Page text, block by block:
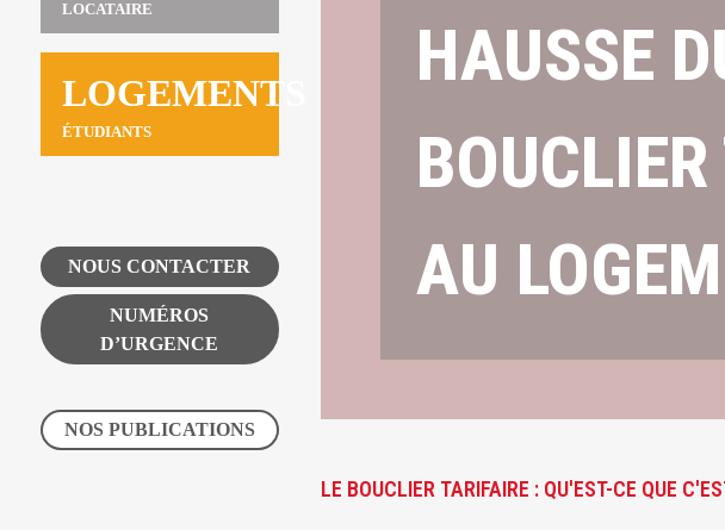
LOCATAIRE
LOGEMENTS
ÉTUDIANTS
NOUS CONTACTER
NUMÉROS
D’URGENCE
NOS PUBLICATIONS
HAUSSE
AU
LE BOUCLIER TARIFAIRE : QU'EST-CE QUE